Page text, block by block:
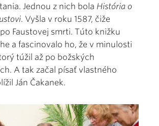
Jednou z nich bola História o
. Vyšla v roku 1587, čiže
Faustovej smrti. Túto knižku
a fascinovalo ho, že v minulosti
túžil až po božských
A tak začal písať vlastného
Ján Čakanek.